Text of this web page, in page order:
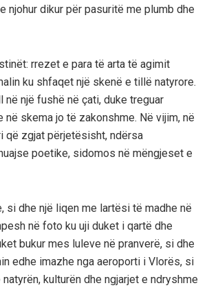
njohur dikur për pasuritë me plumb dhe
rrezet e para të arta të agimit
ku shfaqet një skenë e tillë natyrore.
në një fushë në çati, duke treguar
skema jo të zakonshme. Në vijim, në
që zgjat përjetësisht, ndërsa
poetike, sidomos në mëngjeset e
si dhe një liqen me lartësi të madhe në
në foto ku uji duket i qartë dhe
bukur mes luleve në pranverë, si dhe
edhe imazhe nga aeroporti i Vlorës, si
kulturën dhe ngjarjet e ndryshme